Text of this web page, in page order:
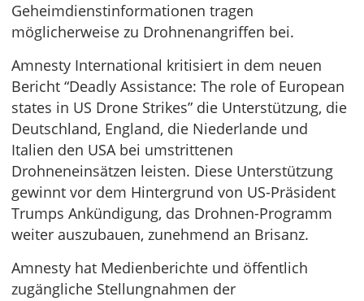
Geheimdienstinformationen tragen
möglicherweise zu Drohnenangriffen bei.
Amnesty International kritisiert in dem neuen
Bericht “Deadly Assistance: The role of European
states in US Drone Strikes” die Unterstützung, die
Deutschland, England, die Niederlande und
Italien den USA bei umstrittenen
Drohneneinsätzen leisten. Diese Unterstützung
gewinnt vor dem Hintergrund von US-Präsident
Trumps Ankündigung, das Drohnen-Programm
weiter auszubauen, zunehmend an Brisanz.
Amnesty hat Medienberichte und öffentlich
zugängliche Stellungnahmen der